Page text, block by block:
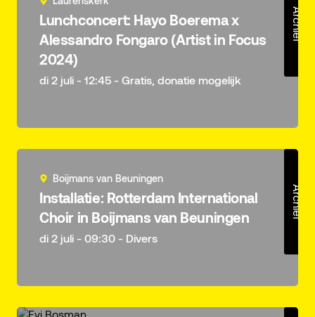
Archief
Lunchconcert: Hayo Boerema x
Alessandro Fongaro (Artist in Focus
2024)
di 2 juli - 12:45 - Gratis, donatie mogelijk
Archief
Boijmans van Beuningen
Installatie: Rotterdam International
Choir in Boijmans van Beuningen
di 2 juli - 09:30 - Divers